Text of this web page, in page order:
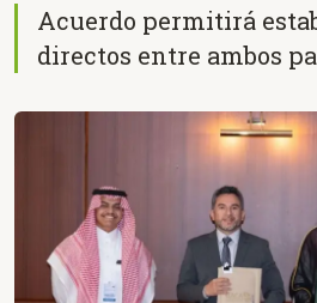
Acuerdo permitirá
directos entre ambos